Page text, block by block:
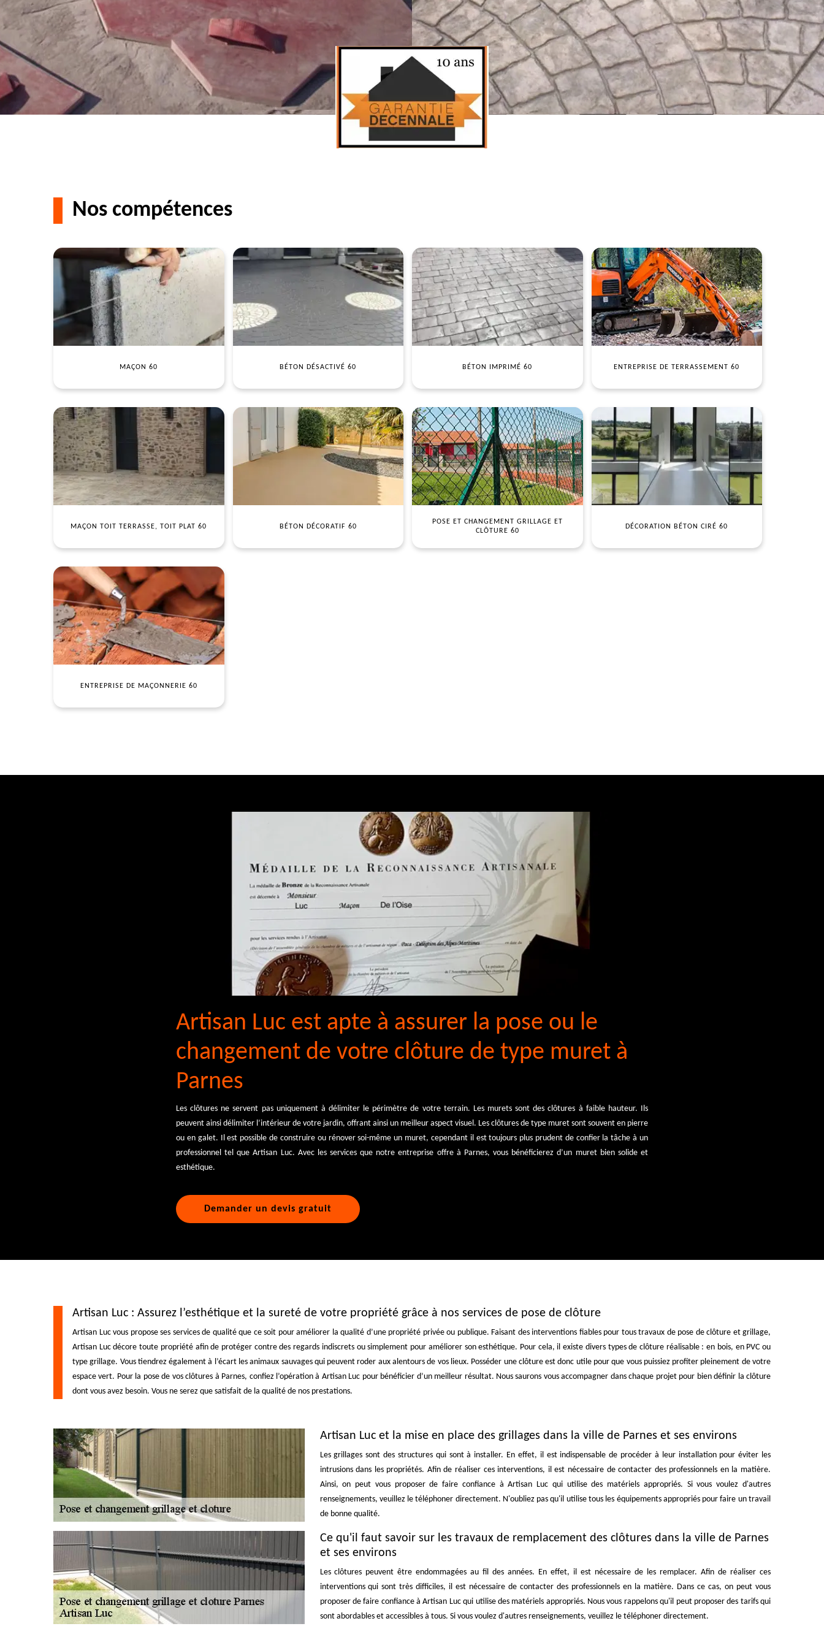
Nos compétences
MAÇON 60 BÉTON DÉSACTIVÉ 60 BÉTON IMPRIMÉ 60 ENTREPRISE DE TERRASSEMENT 60
MAÇON TOIT TERRASSE, TOIT PLAT 60 BÉTON DÉCORATIF 60
POSE ET CHANGEMENT GRILLAGE ET
CLÔTURE 60
DÉCORATION BÉTON CIRÉ 60
ENTREPRISE DE MAÇONNERIE 60
Artisan Luc est apte à assurer la pose ou le
changement de votre clôture de type muret à
Parnes
Les clôtures ne servent pas uniquement à délimiter le périmètre de votre terrain. Les murets sont des clôtures à faible hauteur. Ils
peuvent ainsi délimiter l’intérieur de votre jardin, offrant ainsi un meilleur aspect visuel. Les clôtures de type muret sont souvent en pierre
ou en galet. Il est possible de construire ou rénover soi-même un muret, cependant il est toujours plus prudent de confier la tâche à un
professionnel tel que Artisan Luc. Avec les services que notre entreprise offre à Parnes, vous bénéficierez d’un muret bien solide et
esthétique.
Demander un devis gratuit
Artisan Luc : Assurez l’esthétique et la sureté de votre propriété grâce à nos services de pose de clôture
Artisan Luc vous propose ses services de qualité que ce soit pour améliorer la qualité d’une propriété privée ou publique. Faisant des interventions fiables pour tous travaux de pose de clôture et grillage,
Artisan Luc décore toute propriété afin de protéger contre des regards indiscrets ou simplement pour améliorer son esthétique. Pour cela, il existe divers types de clôture réalisable : en bois, en PVC ou
type grillage. Vous tiendrez également à l’écart les animaux sauvages qui peuvent roder aux alentours de vos lieux. Posséder une clôture est donc utile pour que vous puissiez profiter pleinement de votre
espace vert. Pour la pose de vos clôtures à Parnes, confiez l’opération à Artisan Luc pour bénéficier d’un meilleur résultat. Nous saurons vous accompagner dans chaque projet pour bien définir la clôture
dont vous avez besoin. Vous ne serez que satisfait de la qualité de nos prestations.
Artisan Luc et la mise en place des grillages dans la ville de Parnes et ses environs
Les grillages sont des structures qui sont à installer. En effet, il est indispensable de procéder à leur installation pour éviter les
intrusions dans les propriétés. Afin de réaliser ces interventions, il est nécessaire de contacter des professionnels en la matière.
Ainsi, on peut vous proposer de faire confiance à Artisan Luc qui utilise des matériels appropriés. Si vous voulez d'autres
renseignements, veuillez le téléphoner directement. N'oubliez pas qu'il utilise tous les équipements appropriés pour faire un travail
de bonne qualité.
Ce qu'il faut savoir sur les travaux de remplacement des clôtures dans la ville de Parnes
et ses environs
Les clôtures peuvent être endommagées au fil des années. En effet, il est nécessaire de les remplacer. Afin de réaliser ces
interventions qui sont très difficiles, il est nécessaire de contacter des professionnels en la matière. Dans ce cas, on peut vous
proposer de faire confiance à Artisan Luc qui utilise des matériels appropriés. Nous vous rappelons qu'il peut proposer des tarifs qui
sont abordables et accessibles à tous. Si vous voulez d'autres renseignements, veuillez le téléphoner directement.